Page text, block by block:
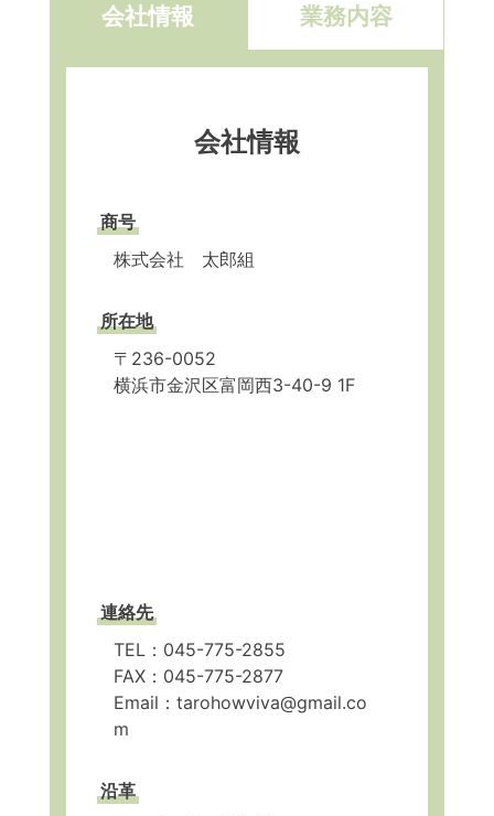
会社情報 業務内容
会社情報
商号
株式会社 太郎組
所在地
〒236-0052
横浜市金沢区富岡西3-40-9 1F
連絡先
TEL：045-775-2855
FAX：045-775-2877
Email：tarohowviva@gmail.co
m
沿革